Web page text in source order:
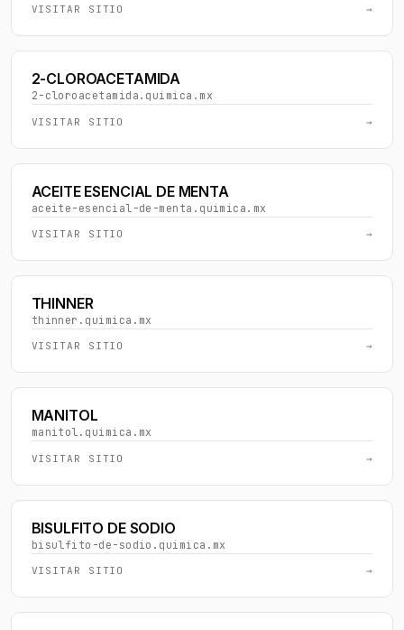
VISITAR SITIO →
2-CLOROACETAMIDA
2-cloroacetamida.quimica.mx
VISITAR SITIO →
ACEITE ESENCIAL DE MENTA
aceite-esencial-de-menta.quimica.mx
VISITAR SITIO →
THINNER
thinner.quimica.mx
VISITAR SITIO →
MANITOL
manitol.quimica.mx
VISITAR SITIO →
BISULFITO DE SODIO
bisulfito-de-sodio.quimica.mx
VISITAR SITIO →